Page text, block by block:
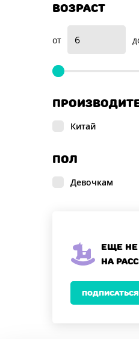
ВОЗРАСТ
от
Китай
ПОЛ
Девочкам
Еще
на
ПОДПИСАТЬСЯ